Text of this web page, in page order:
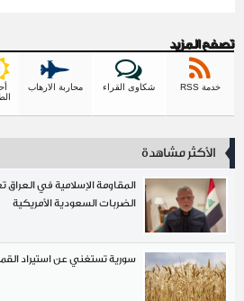
شكاوى القراء محاربة الارهاب
أحوال
مكتبة
جهينة
مشاهدة
المقاومة الإسلامية في العراق تعلن تأجيل
الضربات السعودية الأمريكية
سورية تستغني عن استيراد القمح للمرة الأولى